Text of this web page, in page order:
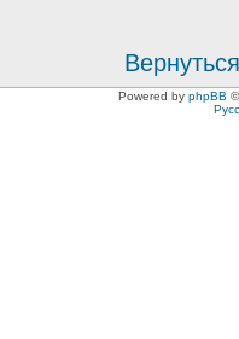
Powered by phpBB